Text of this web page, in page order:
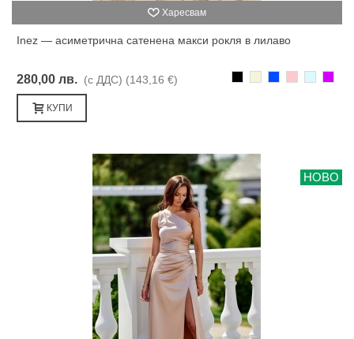
Харесвам
Inez — асиметрична сатенена макси рокля в лилаво
280,00 лв. (с ДДС) (143,16 €)
КУПИ
НОВО